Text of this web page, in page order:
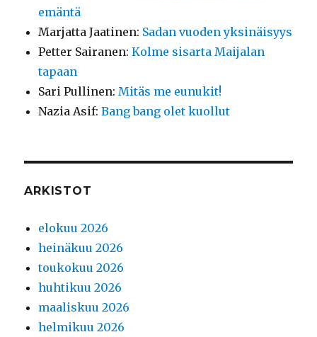
emäntä
Marjatta Jaatinen: Sadan vuoden yksinäisyys
Petter Sairanen:Kolme sisarta Maijalan
tapaan
Sari Pullinen: Mitäs me eunukit!
Nazia Asif:Bang bang olet kuollut
ARKISTOT
elokuu 2026
heinäkuu 2026
toukokuu 2026
huhtikuu 2026
maaliskuu 2026
helmikuu 2026